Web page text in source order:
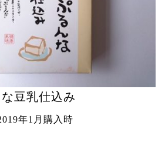
豆乳仕込み
年1月購入時